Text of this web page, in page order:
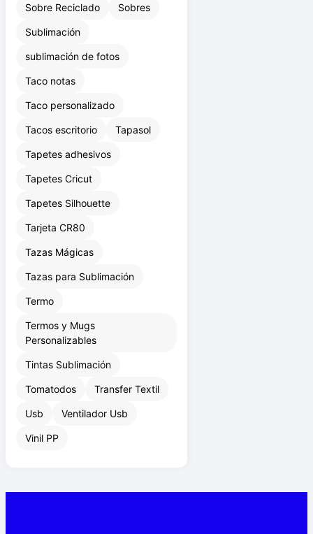
Sobre Reciclado Sobres
Sublimación
sublimación de fotos
Taco notas
Taco personalizado
Tacos escritorio Tapasol
Tapetes adhesivos
Tapetes Cricut
Tapetes Silhouette
Tarjeta CR80
Tazas Mágicas
Tazas para Sublimación
Termo
Termos y Mugs
Personalizables
Tintas Sublimación
Tomatodos Transfer Textil
Usb Ventilador Usb
Vinil PP